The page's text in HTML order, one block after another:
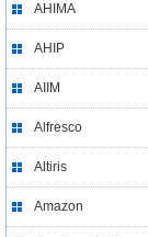
AHIMA
AHIP
AIIM
Alfresco
Altiris
Amazon